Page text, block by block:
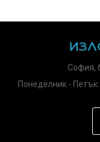
София,
Понеделник -